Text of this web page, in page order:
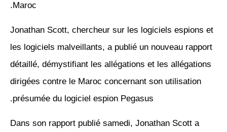
Maroc.
Jonathan Scott, chercheur sur les logiciels espions et
les logiciels malveillants, a publié un nouveau rapport
détaillé, démystifiant les allégations et les allégations
dirigées contre le Maroc concernant son utilisation
présumée du logiciel espion Pegasus.
Dans son rapport publié samedi, Jonathan Scott a